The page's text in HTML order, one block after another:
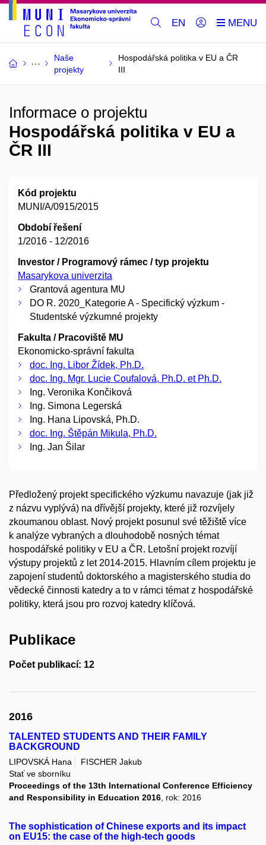
EN
Naše
projekty
Hospodářská politika v EU a ČR
III
Informace o projektu
Hospodářská politika v EU a
ČR III
Kód projektu
MUNI/A/0915/2015
Období řešení
1/2016 - 12/2016
Investor / Programový rámec / typ projektu
Masarykova univerzita
Grantová agentura MU
DO R. 2020_Kategorie A - Specifický výzkum -
Studentské výzkumné projekty
Fakulta / Pracoviště MU
Ekonomicko-správní fakulta
doc. Ing. Libor Žídek, Ph.D.
doc. Ing. Mgr. Lucie Coufalová, Ph.D. et Ph.D.
Ing. Veronika Končiková
Ing. Simona Legerská
Ing. Hana Lipovská, Ph.D.
doc. Ing. Štěpán Mikula, Ph.D.
Ing. Jan Šilar
Předložený projekt specifického výzkumu navazuje (jak již
z názvu vyplývá) na dřívější projekty, které již rozvíjely
zkoumanou oblast. Nový projekt posunul své těžiště více
k analýze vybraných a dlouhodobě nosných témat
hospodářské politiky v EU a ČR. Letošní projekt rozvíjí
výstupy projektů z let 2014-2015. Hlavním cílem projektu je
zapojení studentů doktorského a magisterského studia do
vědecké činnosti katedry a to v rámci témat z hospodářské
politiky, která jsou pro rozvoj katedry klíčová.
Publikace
Počet publikací: 12
2016
TALENTED STUDENTS AND THEIR FAMILY
BACKGROUND
LIPOVSKÁ Hana
FISCHER Jakub
Stať ve sborníku
Proceedings of the 13th International Conference Efficiency
and Responsibility in Education 2016 , rok: 2016
The sophistication of Chinese exports and its impact
on EU15: the case of the high-tech goods